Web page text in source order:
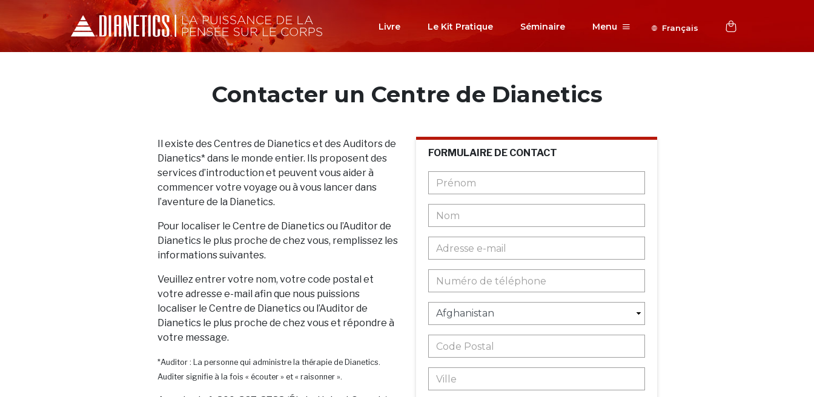
Livre Le Kit Pratique Séminaire Menu Français
Contacter un Centre de Dianetics
Il existe des Centres de Dianetics et des Auditors de
Dianetics* dans le monde entier. Ils proposent des
services d’introduction et peuvent vous aider à
commencer votre voyage ou à vous lancer dans
l’aventure de la Dianetics.
Pour localiser le Centre de Dianetics ou l’Auditor de
Dianetics le plus proche de chez vous, remplissez les
informations suivantes.
Veuillez entrer votre nom, votre code postal et
votre adresse e-mail afin que nous puissions
localiser le Centre de Dianetics ou l’Auditor de
Dianetics le plus proche de chez vous et répondre à
votre message.
*Auditor : La personne qui administre la thérapie de Dianetics.
Auditer signifie à la fois « écouter » et « raisonner ».
FORMULAIRE DE CONTACT